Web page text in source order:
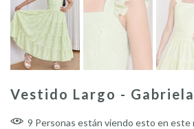
Vestido Largo - Gabriela
9 Personas están viendo esto en este